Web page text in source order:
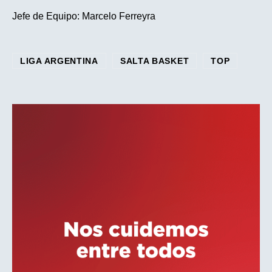
Jefe de Equipo: Marcelo Ferreyra
LIGA ARGENTINA SALTA BASKET TOP